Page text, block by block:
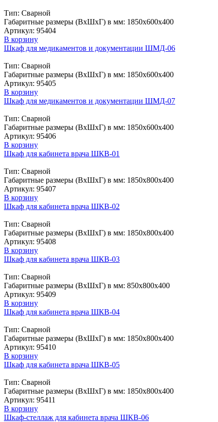
Тип: Сварной
Габаритные размеры (ВxШxГ) в мм: 1850х600х400
Артикул: 95404
В корзину
Шкаф для медикаментов и документации ШМД-06
Тип: Сварной
Габаритные размеры (ВxШxГ) в мм: 1850х600х400
Артикул: 95405
В корзину
Шкаф для медикаментов и документации ШМД-07
Тип: Сварной
Габаритные размеры (ВxШxГ) в мм: 1850х600х400
Артикул: 95406
В корзину
Шкаф для кабинета врача ШКВ-01
Тип: Сварной
Габаритные размеры (ВxШxГ) в мм: 1850х800х400
Артикул: 95407
В корзину
Шкаф для кабинета врача ШКВ-02
Тип: Сварной
Габаритные размеры (ВxШxГ) в мм: 1850х800х400
Артикул: 95408
В корзину
Шкаф для кабинета врача ШКВ-03
Тип: Сварной
Габаритные размеры (ВxШxГ) в мм: 850х800х400
Артикул: 95409
В корзину
Шкаф для кабинета врача ШКВ-04
Тип: Сварной
Габаритные размеры (ВxШxГ) в мм: 1850х800х400
Артикул: 95410
В корзину
Шкаф для кабинета врача ШКВ-05
Тип: Сварной
Габаритные размеры (ВxШxГ) в мм: 1850х800х400
Артикул: 95411
В корзину
Шкаф-стеллаж для кабинета врача ШКВ-06